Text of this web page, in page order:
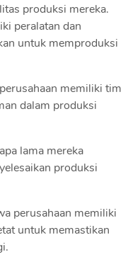
produksi mereka.
peralatan dan
untuk memproduksi
memiliki tim
dalam produksi
lama mereka
produksi
perusahaan memiliki
untuk memastikan